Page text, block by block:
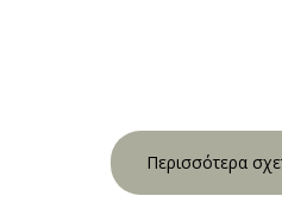
Περισσότερα